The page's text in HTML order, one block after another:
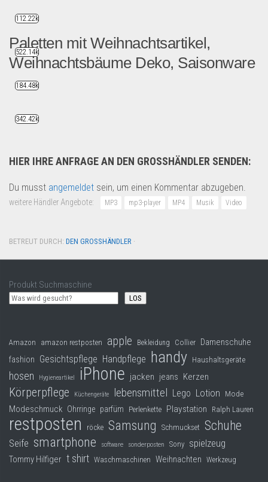
Paletten mit Weihnachtsartikel,
Weihnachtsbäume Deko, Saisonware
28 Paletten mit künstliche...
HIER IHRE ANFRAGE AN DEN GROSSHÄNDLER SENDEN:
Du musst angemeldet sein, um einen Kommentar abzugeben.
weitere Händler Angebote: MP3 mp3-player MP4 Musik Video
BETREUT DURCH: DEN GROSSHÄNDLER ·
Produkt Suchmaschine
LOS
Amazon amazon restposten apple Bekleidung Collier Damenschuhe
fashion Gesichtspflege Handpflege handy Haushaltsgeräte
hosen Hygieneartikel iPhone jacken jeans Kerzen
Körperpflege Küchengeräte lebensmittel Lego Lotion Mode
Modeschmuck Ohrringe parfüm Perlenkette Playstation Ralph Lauren
restposten röcke Samsung Schmuckset Schuhe
Seife smartphone software sonderposten Sony spielzeug
Tommy Hilfiger t shirt Waschmaschinen Weihnachten Werkzeug
112.22k
522.14k
184.48k
342.42k